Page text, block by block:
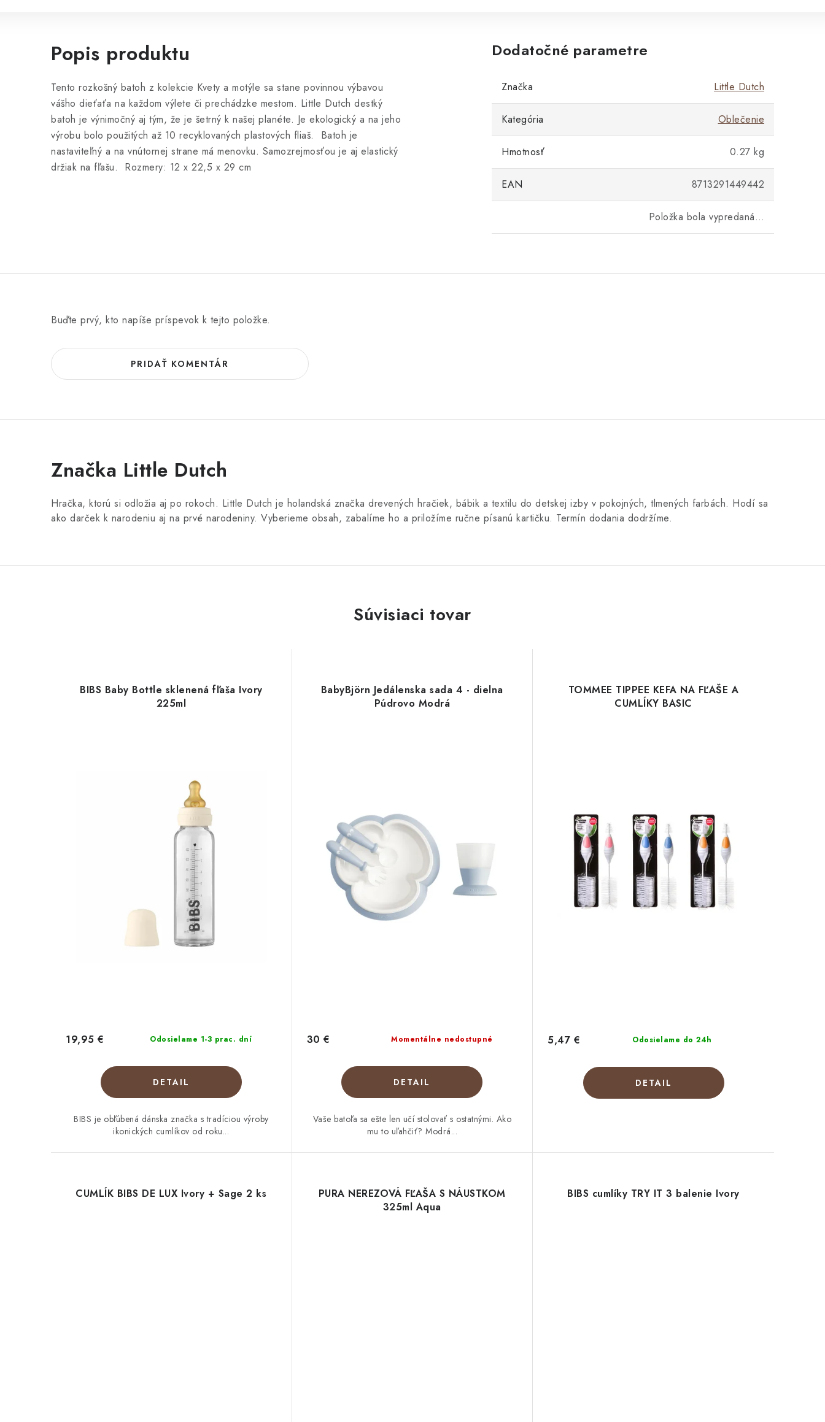
Popis produktu
Tento rozkošný batoh z kolekcie Kvety a motýle sa stane povinnou výbavou
vášho dieťaťa na každom výlete či prechádzke mestom. Little Dutch destký
batoh je výnimočný aj tým, že je šetrný k našej planéte. Je ekologický a na jeho
výrobu bolo použitých až 10 recyklovaných plastových fliaš. Batoh je
nastaviteľný a na vnútornej strane má menovku. Samozrejmosťou je aj elastický
držiak na fľašu. Rozmery: 12 x 22,5 x 29 cm
Dodatočné parametre
Značka Little Dutch
Kategória Oblečenie
Hmotnosť 0.27 kg
EAN 8713291449442
Položka bola vypredaná…
Buďte prvý, kto napíše príspevok k tejto položke.
PRIDAŤ KOMENTÁR
Značka Little Dutch
Hračka, ktorú si odložia aj po rokoch. Little Dutch je holandská značka drevených hračiek, bábik a textilu do detskej izby v pokojných, tlmených farbách. Hodí sa
ako darček k narodeniu aj na prvé narodeniny. Vyberieme obsah, zabalíme ho a priložíme ručne písanú kartičku. Termín dodania dodržíme.
Súvisiaci tovar
BIBS Baby Bottle sklenená fľaša Ivory
225ml
Odosielame 1-3 prac. dní
19,95 €
DETAIL
BIBS je obľúbená dánska značka s tradíciou výroby
ikonických cumlíkov od roku...
BabyBjörn Jedálenska sada 4 - dielna
Púdrovo Modrá
Momentálne nedostupné
30 €
DETAIL
Vaše batoľa sa ešte len učí stolovať s ostatnými. Ako
mu to uľahčiť? Modrá...
TOMMEE TIPPEE KEFA NA FĽAŠE A
CUMLÍKY BASIC
Odosielame do 24h
5,47 €
DETAIL
CUMLÍK BIBS DE LUX Ivory + Sage 2 ks
PURA NEREZOVÁ FĽAŠA S NÁUSTKOM
325ml Aqua
BIBS cumlíky TRY IT 3 balenie Ivory